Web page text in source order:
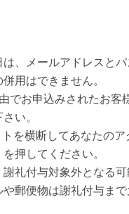
は、メールアドレスと
用はできません。
でお申込みされたお客
い。
トを横断してあなたの
押してください。
礼付与対象外となる可
郵便物は謝礼付与ま